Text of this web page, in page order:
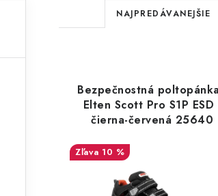
R
a
e
n
i
e
NAJPREDÁVANEJŠIE
Bezpečnostná
Elten Scott Pro S1P ESD
čierna-červená 25640
10 %